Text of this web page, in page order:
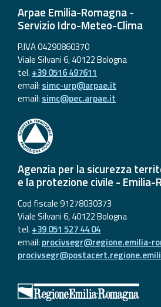
Arpae Emilia-Romagna -
Servizio Idro-Meteo-Clima
P.IVA 04290860370
Viale Silvani 6, 40122 Bologna
tel. +39 0516 497611
email: simc-urp@arpae.it
email: simc@pec.arpae.it
Agenzia per la sicurezza
e la protezione civile - Emilia-
Cod fiscale 91278030373
Viale Silvani 6, 40122 Bologna
tel. +39 051 527 44 04
email: procivsegr@regione.emilia-